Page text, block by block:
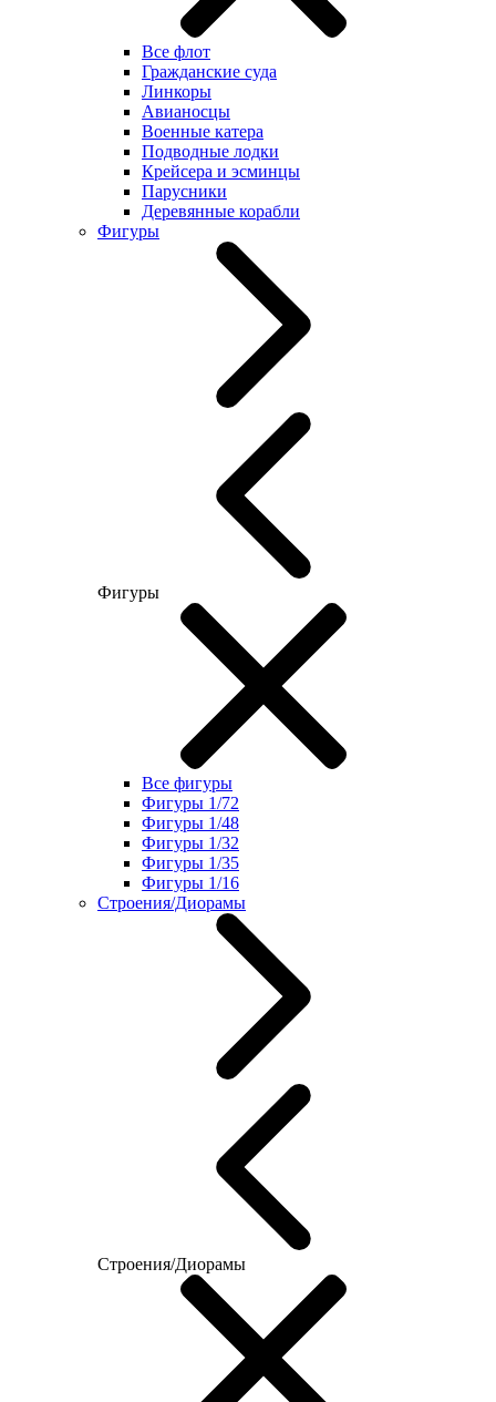
Все флот
Гражданские суда
Линкоры
Авианосцы
Военные катера
Подводные лодки
Крейсера и эсминцы
Парусники
Деревянные корабли
Фигуры
Фигуры
Все фигуры
Фигуры 1/72
Фигуры 1/48
Фигуры 1/32
Фигуры 1/35
Фигуры 1/16
Строения/Диорамы
Строения/Диорамы